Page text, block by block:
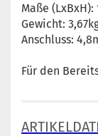
Maße (LxBxH):
Gewicht:
Anschluss:
Für den